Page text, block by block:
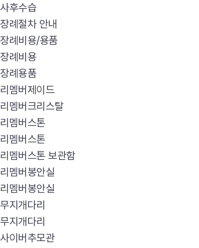
사후수습
장례절차 안내
장례비용/용품
장례비용
장례용품
리멤버제이드
리멤버크리스탈
리멤버스톤
리멤버스톤
리멤버스톤 보관함
리멤버봉안실
리멤버봉안실
무지개다리
무지개다리
사이버추모관